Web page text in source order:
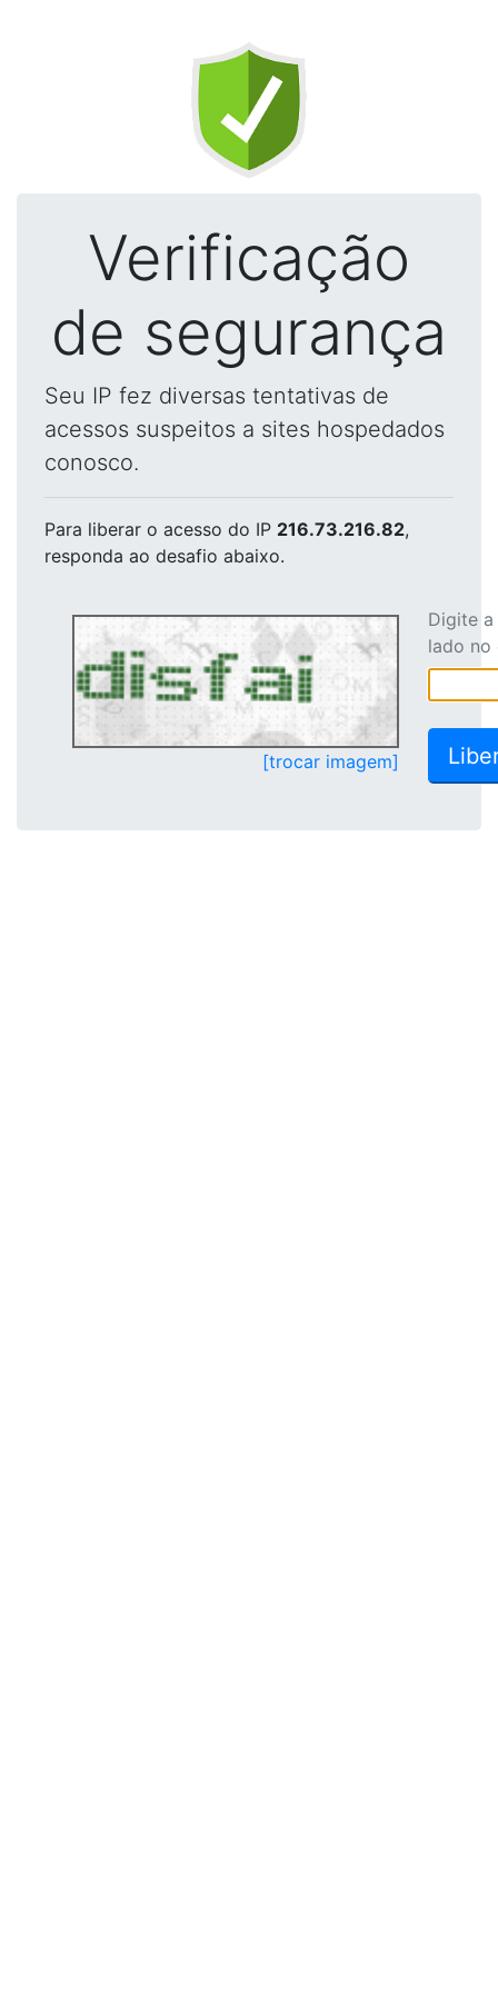
Verificação
de segurança
Seu IP fez diversas tentativas de
acessos suspeitos a sites hospedados
conosco.
Para liberar o acesso do IP 216.73.216.82,
responda ao desafio abaixo.
[trocar imagem]
Digite
lado no